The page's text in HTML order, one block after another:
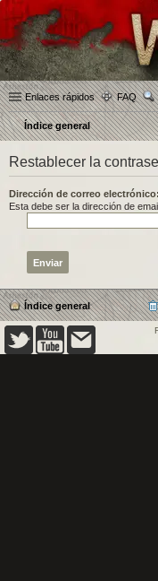
Enlaces rápidos FAQ
Índice general
Restablecer la
Dirección de correo electrónico:
Esta debe ser la dirección de
Índice general